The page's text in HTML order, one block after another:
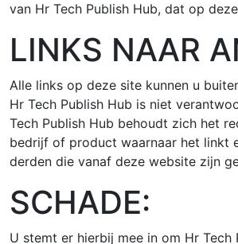
van Hr Tech Publish Hub, dat op
LINKS NAAR
Alle links op deze site kunnen u
Hr Tech Publish Hub is niet
Tech Publish Hub behoudt zich het
bedrijf of product waarnaar het linkt
derden die vanaf deze website zijn
SCHADE:
U stemt er hierbij mee in om Hr